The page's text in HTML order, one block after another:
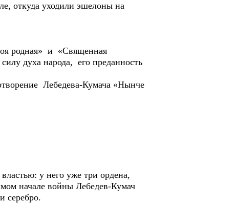
откуда уходили эшелоны на
родная» и «Священная
духа народа, его преданность
Лебедева-Кумача «Нынче
у него уже три ордена,
начале войны Лебедев-Кумач
серебро.